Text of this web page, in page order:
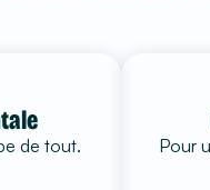
de tout.
Pour